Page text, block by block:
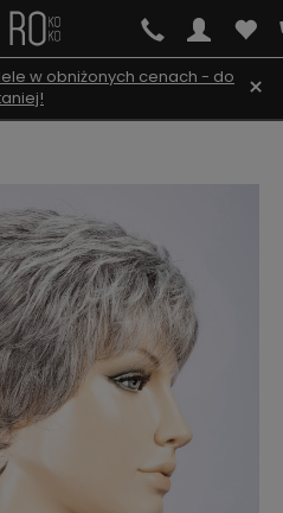
w obniżonych cenach - do
×